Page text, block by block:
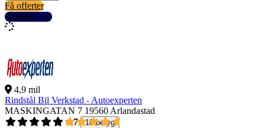
Få offerter
Detaljer
4,9 mil
Rindstål Bil Verkstad - Autoexperten
MASKINGATAN 7 19560 Arlandastad
4,7
18 betyg